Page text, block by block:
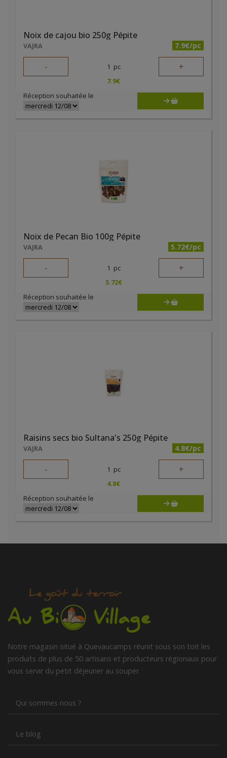
Noix de cajou bio 250g Pépite
VAJRA 7.9€/pc
- 1 pc +
7.9€
Réception souhaitée le
Noix de Pecan Bio 100g Pépite
VAJRA 5.72€/pc
- 1 pc +
5.72€
Réception souhaitée le
Raisins secs bio Sultana's 250g Pépite
VAJRA 4.8€/pc
- 1 pc +
4.8€
Réception souhaitée le
Notre magasin situé à Quevaucamps réunit sous son toit les
produits de plus de 50 artisans et producteurs régionaux pour
vous servir du petit déjeuner au souper.
Qui sommes nous ?
Le blog